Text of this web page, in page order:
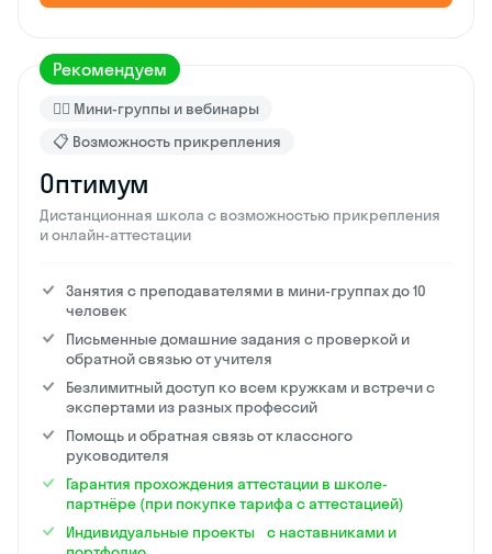
Рекомендуем
🙋‍♂️ Мини-группы и вебинары
📋 Возможность прикрепления
Оптимум
Дистанционная школа с возможностью прикрепления
и онлайн-аттестации
Занятия с преподавателями в мини-группах до 10
человек
Письменные домашние задания с проверкой и
обратной связью от учителя
Безлимитный доступ ко всем кружкам и встречи с
экспертами из разных профессий
Помощь и обратная связь от классного
руководителя
Гарантия прохождения аттестации в школе-
партнёре (при покупке тарифа с аттестацией)
Индивидуальные проекты с наставниками и